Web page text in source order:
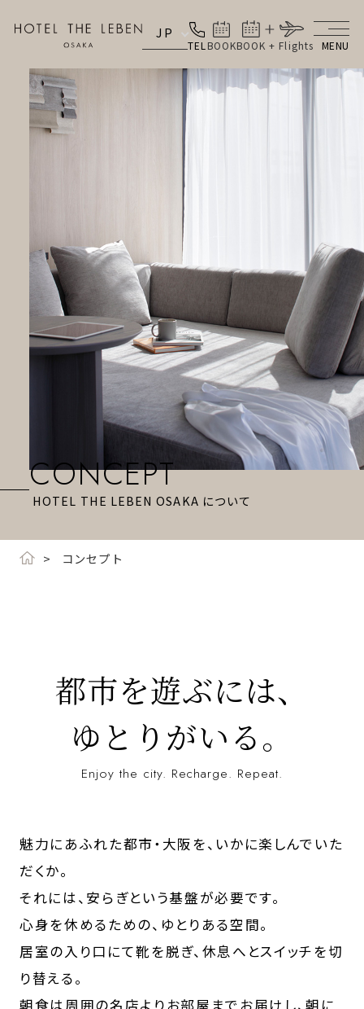
JP
TEL BOOKBOOK + Flights MENU
CONCEPT
HOTEL THE LEBEN OSAKA について
コンセプト
都市を遊ぶには、
ゆとりがいる。
Enjoy the city. Recharge. Repeat.
魅力にあふれた都市・大阪を、いかに楽しんでいた
だくか。
それには、安らぎという基盤が必要です。
心身を休めるための、ゆとりある空間。
居室の入り口にて靴を脱ぎ、休息へとスイッチを切
り替える。